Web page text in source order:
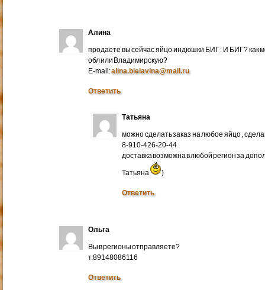
Алина
продаете вы сейчас яйцо индюшки БИГ : И БИГ? как
обл или Владимирскую?
E-mail:alina.bielavina@mail.ru
Ответить
Татьяна
можно сделать заказ на любое яйцо ,
8-910-426-20-44
доставка возможна в любой регион за
Татьяна )
Ответить
Ольга
Вы в регионы отправляете?
т.89148086116
Ответить